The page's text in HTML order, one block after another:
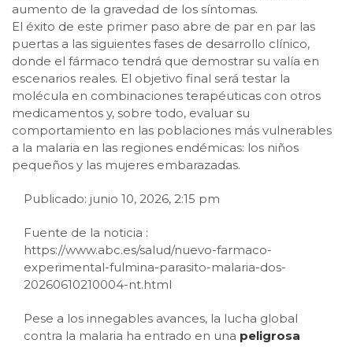
aumento de la gravedad de los síntomas.
El éxito de este primer paso abre de par en par las
puertas a las siguientes fases de desarrollo clínico,
donde el fármaco tendrá que demostrar su valía en
escenarios reales. El objetivo final será testar la
molécula en combinaciones terapéuticas con otros
medicamentos y, sobre todo, evaluar su
comportamiento en las poblaciones más vulnerables
a la malaria en las regiones endémicas: los niños
pequeños y las mujeres embarazadas.
Publicado: junio 10, 2026, 2:15 pm
Fuente de la noticia :
https://www.abc.es/salud/nuevo-farmaco-
experimental-fulmina-parasito-malaria-dos-
20260610210004-nt.html
Pese a los innegables avances, la lucha global
contra la malaria ha entrado en una peligrosa